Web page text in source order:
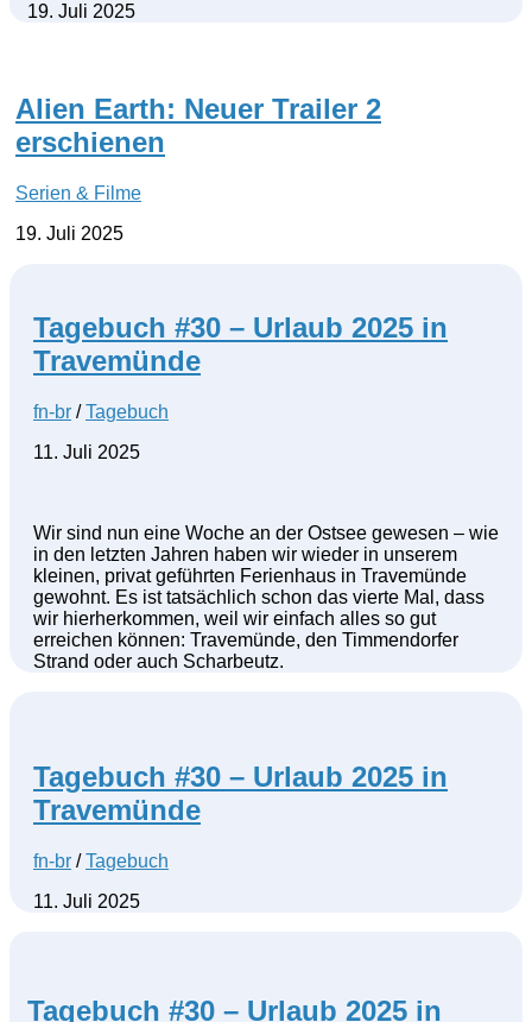
19. Juli 2025
Alien Earth: Neuer Trailer 2
erschienen
Serien & Filme
19. Juli 2025
Tagebuch #30 – Urlaub 2025 in
Travemünde
fn-br /Tagebuch
11. Juli 2025
Wir sind nun eine Woche an der Ostsee gewesen – wie
in den letzten Jahren haben wir wieder in unserem
kleinen, privat geführten Ferienhaus in Travemünde
gewohnt. Es ist tatsächlich schon das vierte Mal, dass
wir hierherkommen, weil wir einfach alles so gut
erreichen können: Travemünde, den Timmendorfer
Strand oder auch Scharbeutz.
Tagebuch #30 – Urlaub 2025 in
Travemünde
fn-br /Tagebuch
11. Juli 2025
Tagebuch #30 – Urlaub 2025 in